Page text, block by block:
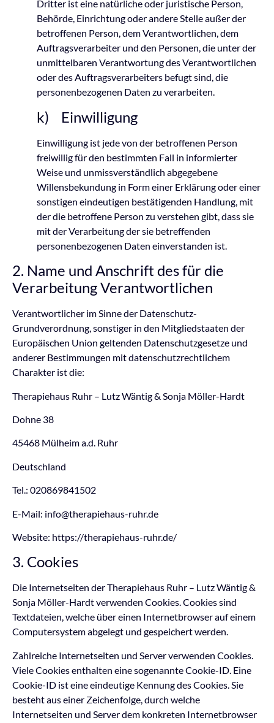
Dritter ist eine natürliche oder juristische Person,
Behörde, Einrichtung oder andere Stelle außer der
betroffenen Person, dem Verantwortlichen, dem
Auftragsverarbeiter und den Personen, die unter der
unmittelbaren Verantwortung des Verantwortlichen
oder des Auftragsverarbeiters befugt sind, die
personenbezogenen Daten zu verarbeiten.
k) Einwilligung
Einwilligung ist jede von der betroffenen Person
freiwillig für den bestimmten Fall in informierter
Weise und unmissverständlich abgegebene
Willensbekundung in Form einer Erklärung oder einer
sonstigen eindeutigen bestätigenden Handlung, mit
der die betroffene Person zu verstehen gibt, dass sie
mit der Verarbeitung der sie betreffenden
personenbezogenen Daten einverstanden ist.
2. Name und Anschrift des für die
Verarbeitung Verantwortlichen
Verantwortlicher im Sinne der Datenschutz-
Grundverordnung, sonstiger in den Mitgliedstaaten der
Europäischen Union geltenden Datenschutzgesetze und
anderer Bestimmungen mit datenschutzrechtlichem
Charakter ist die:
Therapiehaus Ruhr – Lutz Wäntig & Sonja Möller-Hardt
Dohne 38
45468 Mülheim a.d. Ruhr
Deutschland
Tel.: 020869841502
E-Mail: info@therapiehaus-ruhr.de
Website: https://therapiehaus-ruhr.de/
3. Cookies
Die Internetseiten der Therapiehaus Ruhr – Lutz Wäntig &
Sonja Möller-Hardt verwenden Cookies. Cookies sind
Textdateien, welche über einen Internetbrowser auf einem
Computersystem abgelegt und gespeichert werden.
Zahlreiche Internetseiten und Server verwenden Cookies.
Viele Cookies enthalten eine sogenannte Cookie-ID. Eine
Cookie-ID ist eine eindeutige Kennung des Cookies. Sie
besteht aus einer Zeichenfolge, durch welche
Internetseiten und Server dem konkreten Internetbrowser